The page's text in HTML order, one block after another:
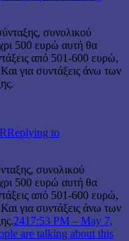
συνολικού
500 ευρώ αυτή θα
από 501-600 ευρώ,
για συντάξεις άνω των
Replying to
συνολικού
500 ευρώ αυτή θα
από 501-600 ευρώ,
για συντάξεις άνω των
241 7:53 PM – May 7,
are talking about this